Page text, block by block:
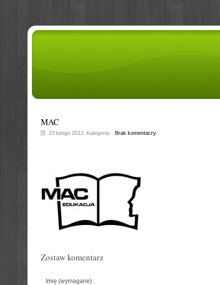
MAC
23 lutego 2012. Kategoria: . Brak komentarzy.
Zostaw komentarz
Imię (wymagane) :